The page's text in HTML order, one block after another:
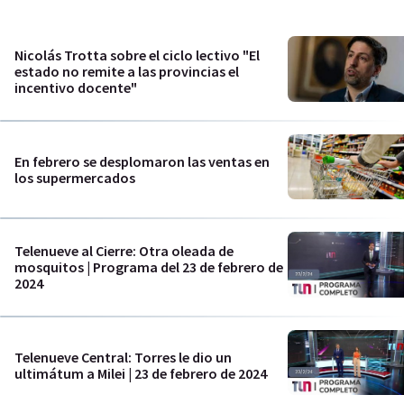
Nicolás Trotta sobre el ciclo lectivo "El
estado no remite a las provincias el
incentivo docente"
En febrero se desplomaron las ventas en
los supermercados
Telenueve al Cierre: Otra oleada de
mosquitos | Programa del 23 de febrero de
2024
Telenueve Central: Torres le dio un
ultimátum a Milei | 23 de febrero de 2024